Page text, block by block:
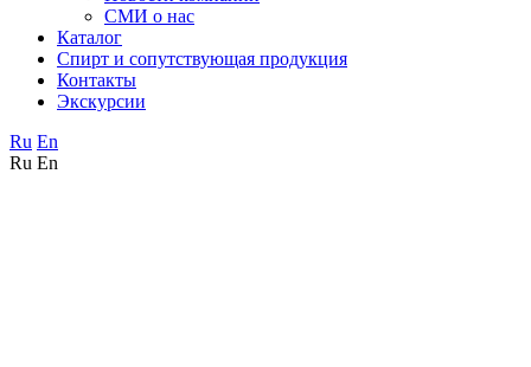
СМИ о нас
Каталог
Спирт и сопутствующая продукция
Контакты
Экскурсии
Ru En
Ru En